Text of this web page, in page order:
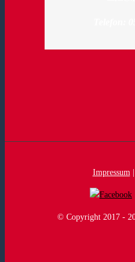
Impressum|
© Copyright 2017 -